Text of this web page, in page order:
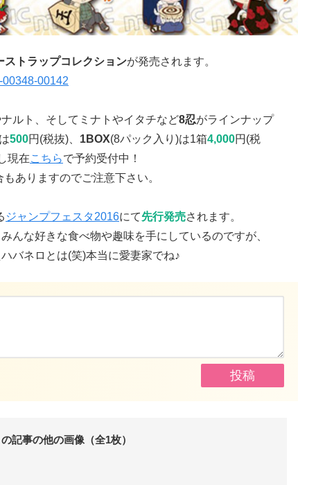
ストラップコレクションが発売されます。
ルト、そしてミナトやイタチなど8忍がラインナップ
500円(税抜)、 1BOX(8パック入り)は1箱4,000円(税
現在こちらで予約受付中！
ありますのでご注意下さい。
ジャンプフェスタ2016にて先行発売されます。
んな好きな食べ物や趣味を手にしているのですが、
バネロとは(笑)本当に愛妻家でね♪
記事の他の画像（全1枚）